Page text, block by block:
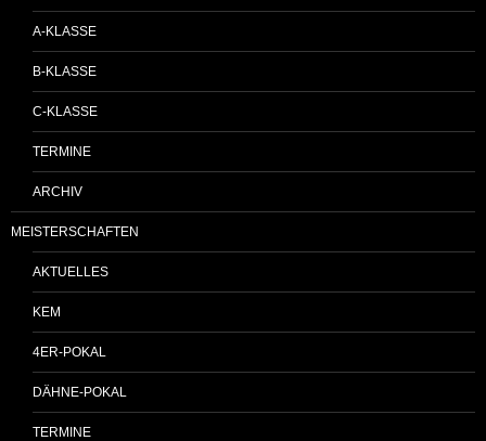
A-KLASSE
B-KLASSE
C-KLASSE
TERMINE
ARCHIV
MEISTERSCHAFTEN
AKTUELLES
KEM
4ER-POKAL
DÄHNE-POKAL
TERMINE